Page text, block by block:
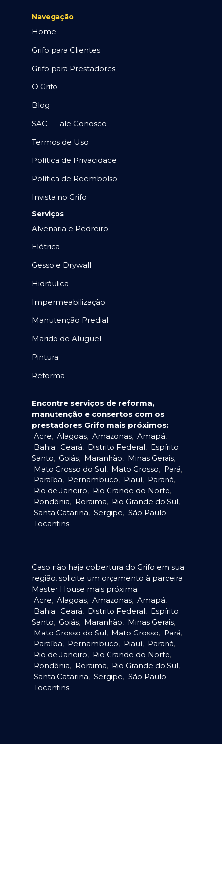
Navegação
Home
Grifo para Clientes
Grifo para Prestadores
O Grifo
Blog
SAC – Fale Conosco
Termos de Uso
Política de Privacidade
Política de Reembolso
Invista no Grifo
Serviços
Alvenaria e Pedreiro
Elétrica
Gesso e Drywall
Hidráulica
Impermeabilização
Manutenção Predial
Marido de Aluguel
Pintura
Reforma
Encontre serviços de reforma,
manutenção e consertos com os
prestadores Grifo mais próximos:
Acre, Alagoas, Amazonas, Amapá,
Bahia, Ceará, Distrito Federal, Espírito
Santo, Goiás, Maranhão, Minas Gerais,
Mato Grosso do Sul, Mato Grosso, Pará,
Paraíba, Pernambuco, Piauí, Paraná,
Rio de Janeiro, Rio Grande do Norte,
Rondônia, Roraima, Rio Grande do Sul,
Santa Catarina, Sergipe, São Paulo,
Tocantins.
Caso não haja cobertura do Grifo em sua
região, solicite um orçamento à parceira
Master House mais próxima:
Acre, Alagoas, Amazonas, Amapá,
Bahia, Ceará, Distrito Federal, Espírito
Santo, Goiás, Maranhão, Minas Gerais,
Mato Grosso do Sul, Mato Grosso, Pará,
Paraíba, Pernambuco, Piauí, Paraná,
Rio de Janeiro, Rio Grande do Norte,
Rondônia, Roraima, Rio Grande do Sul,
Santa Catarina, Sergipe, São Paulo,
Tocantins.